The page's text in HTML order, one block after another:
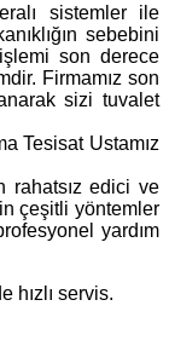
sistemler ile
sebebini
son derece
Firmamız son
sizi tuvalet
Tesisat Ustamız
rahatsız edici ve
çeşitli yöntemler
yardım
hızlı servis.